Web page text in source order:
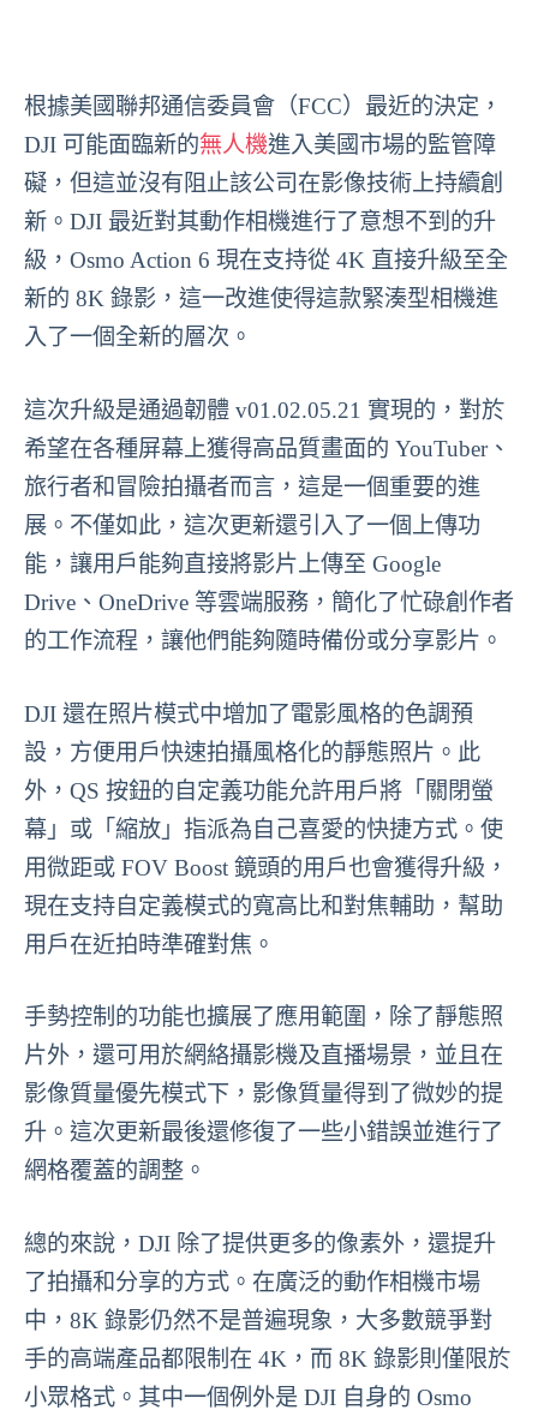
根據美國聯邦通信委員會（FCC）最近的決定，
DJI 可能面臨新的無人機進入美國市場的監管障
礙，但這並沒有阻止該公司在影像技術上持續創
新。DJI 最近對其動作相機進行了意想不到的升
級，Osmo Action 6 現在支持從 4K 直接升級至全
新的 8K 錄影，這一改進使得這款緊湊型相機進
入了一個全新的層次。
這次升級是通過韌體 v01.02.05.21 實現的，對於
希望在各種屏幕上獲得高品質畫面的 YouTuber、
旅行者和冒險拍攝者而言，這是一個重要的進
展。不僅如此，這次更新還引入了一個上傳功
能，讓用戶能夠直接將影片上傳至 Google
Drive、OneDrive 等雲端服務，簡化了忙碌創作者
的工作流程，讓他們能夠隨時備份或分享影片。
DJI 還在照片模式中增加了電影風格的色調預
設，方便用戶快速拍攝風格化的靜態照片。此
外，QS 按鈕的自定義功能允許用戶將「關閉螢
幕」或「縮放」指派為自己喜愛的快捷方式。使
用微距或 FOV Boost 鏡頭的用戶也會獲得升級，
現在支持自定義模式的寬高比和對焦輔助，幫助
用戶在近拍時準確對焦。
手勢控制的功能也擴展了應用範圍，除了靜態照
片外，還可用於網絡攝影機及直播場景，並且在
影像質量優先模式下，影像質量得到了微妙的提
升。這次更新最後還修復了一些小錯誤並進行了
網格覆蓋的調整。
總的來說，DJI 除了提供更多的像素外，還提升
了拍攝和分享的方式。在廣泛的動作相機市場
中，8K 錄影仍然不是普遍現象，大多數競爭對
手的高端產品都限制在 4K，而 8K 錄影則僅限於
小眾格式。其中一個例外是 DJI 自身的 Osmo